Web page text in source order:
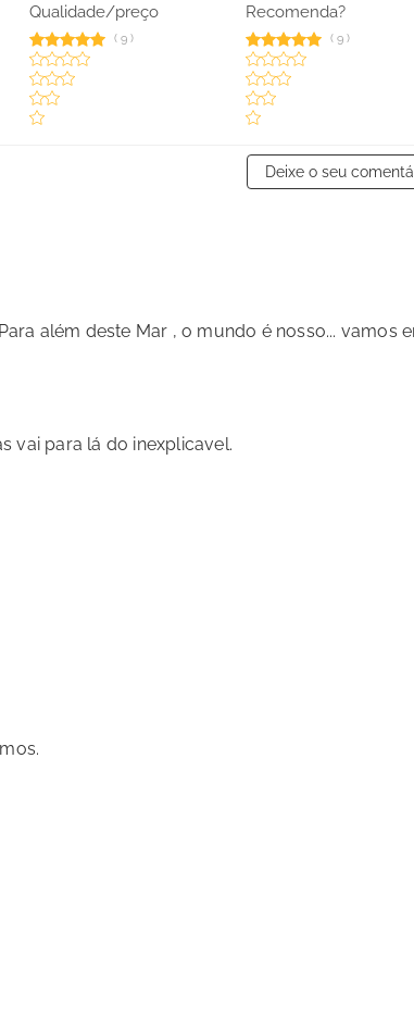
Qualidade/preço
(9 )
Recomenda?
( 9)
Deixe o seu
além deste Mar , o mundo é nosso... vamos
vai para lá do inexplicavel.